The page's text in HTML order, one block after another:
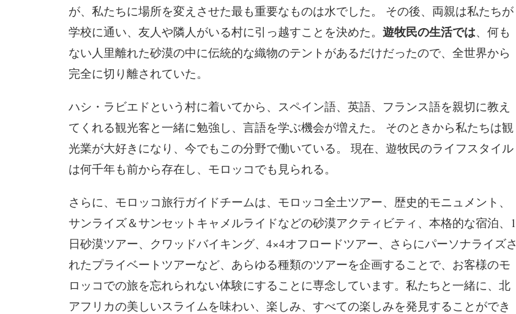
が、私たちに場所を変えさせた最も重要なものは水でした。 その後、両親は私たちが
学校に通い、友人や隣人がいる村に引っ越すことを決めた。遊牧民の生活では、何も
ない人里離れた砂漠の中に伝統的な織物のテントがあるだけだったので、全世界から
完全に切り離されていた。
ハシ・ラビエドという村に着いてから、スペイン語、英語、フランス語を親切に教え
てくれる観光客と一緒に勉強し、言語を学ぶ機会が増えた。 そのときから私たちは観
光業が大好きになり、今でもこの分野で働いている。 現在、遊牧民のライフスタイル
は何千年も前から存在し、モロッコでも見られる。
さらに、モロッコ旅行ガイドチームは、モロッコ全土ツアー、歴史的モニュメント、
サンライズ＆サンセットキャメルライドなどの砂漠アクティビティ、本格的な宿泊、1
日砂漠ツアー、クワッドバイキング、4×4オフロードツアー、さらにパーソナライズさ
れたプライベートツアーなど、あらゆる種類のツアーを企画することで、お客様のモ
ロッコでの旅を忘れられない体験にすることに専念しています。私たちと一緒に、北
アフリカの美しいスライムを味わい、楽しみ、すべての楽しみを発見することができ